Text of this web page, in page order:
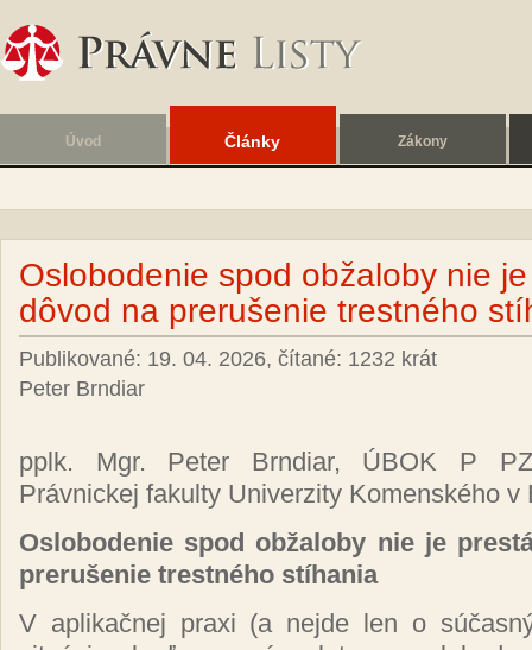
Úvod Články Zákony
Oslobodenie spod obžaloby nie
dôvod na prerušenie trestného
Publikované: 19. 04. 2026, čítané: 1232 krát
Peter Brndiar
pplk. Mgr. Peter Brndiar, ÚBOK P
Právnickej fakulty Univerzity Komenského v
Oslobodenie spod obžaloby nie je
prerušenie trestného stíhania
V aplikačnej praxi (a nejde len o